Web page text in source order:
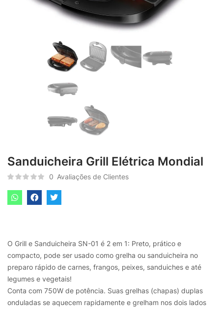
Sanduicheira Grill Elétrica Mondial
0 Avaliações de Clientes
O Grill e Sanduicheira SN-01 é 2 em 1: Preto, prático e
compacto, pode ser usado como grelha ou sanduicheira no
preparo rápido de carnes, frangos, peixes, sanduiches e até
legumes e vegetais!
Conta com 750W de potência. Suas grelhas (chapas) duplas
onduladas se aquecem rapidamente e grelham nos dois lados